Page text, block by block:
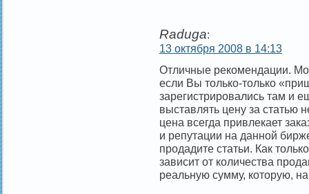
Raduga:
13 октября 2008 в 14:13
Отличные рекомендации.
если Вы только-только
зарегистрировались там и
выставлять цену за
цена всегда привлекает
и репутации на данной
продадите статьи. Как
зависит от количества
реальную сумму, которую,